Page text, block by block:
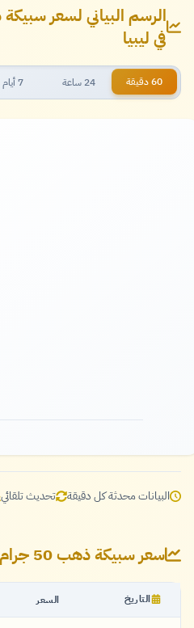
في ليبيا
60 دقيقة 24 ساعة 7 أيام
البيانات محدثة كل دقيقة تحديث تلقائي
سعر سبيكة ذهب 50 جرام — آخر 7 أيام
التاريخ السعر